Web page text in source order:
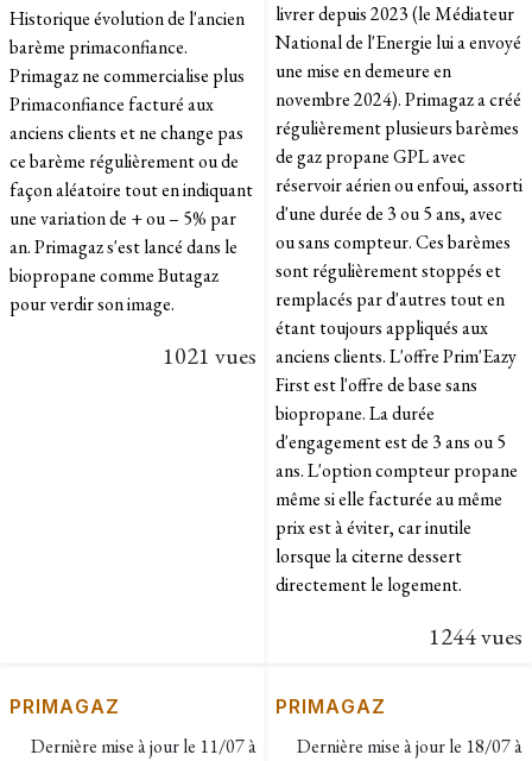
Historique évolution de l'ancien
barème primaconfiance.
Primagaz ne commercialise plus
Primaconfiance facturé aux
anciens clients et ne change pas
ce barème régulièrement ou de
façon aléatoire tout en indiquant
une variation de + ou – 5% par
an. Primagaz s'est lancé dans le
biopropane comme Butagaz
pour verdir son image.
1021 vues
livrer depuis 2023 (le Médiateur
National de l'Energie lui a envoyé
une mise en demeure en
novembre 2024). Primagaz a créé
régulièrement plusieurs barèmes
de gaz propane GPL avec
réservoir aérien ou enfoui, assorti
d'une durée de 3 ou 5 ans, avec
ou sans compteur. Ces barèmes
sont régulièrement stoppés et
remplacés par d'autres tout en
étant toujours appliqués aux
anciens clients. L'offre Prim'Eazy
First est l'offre de base sans
biopropane. La durée
d'engagement est de 3 ans ou 5
ans. L'option compteur propane
même si elle facturée au même
prix est à éviter, car inutile
lorsque la citerne dessert
directement le logement.
1244 vues
PRIMAGAZ
Dernière mise à jour le 11/07 à
PRIMAGAZ
Dernière mise à jour le 18/07 à